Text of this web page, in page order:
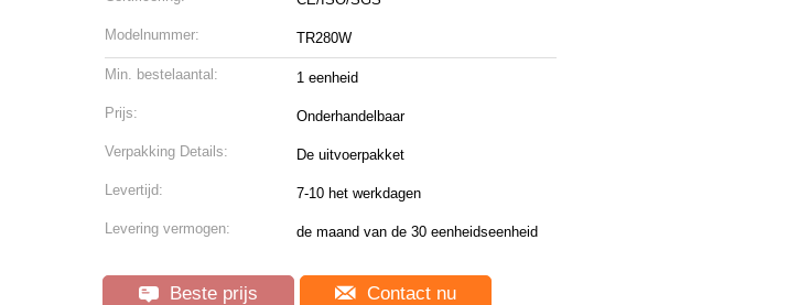
Modelnummer: TR280W
Min. bestelaantal: 1 eenheid
Prijs: Onderhandelbaar
Verpakking Details: De uitvoerpakket
Levertijd: 7-10 het werkdagen
Levering vermogen: de maand van de 30 eenheidseenheid
Beste prijs Contact nu